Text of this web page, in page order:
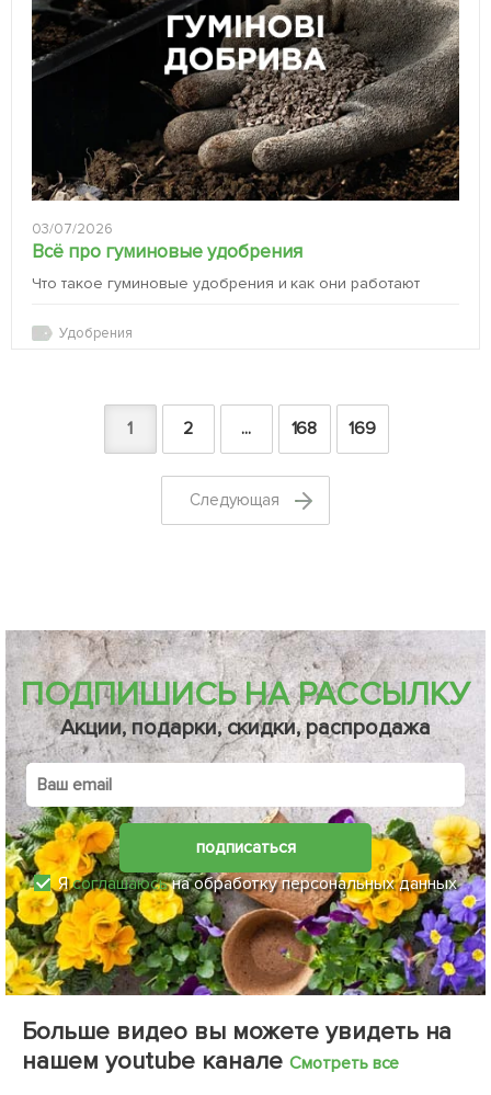
03/07/2026
Всё про гуминовые удобрения
Что такое гуминовые удобрения и как они работают
Удобрения
1 2 ... 168 169
Cледующая
ПОДПИШИСЬ НА РАССЫЛКУ
Акции, подарки, скидки, распродажа
подписаться
Ясоглашаюсьна обработку персональных данных
Больше видео вы можете увидеть на
нашем youtube канале Смотреть все